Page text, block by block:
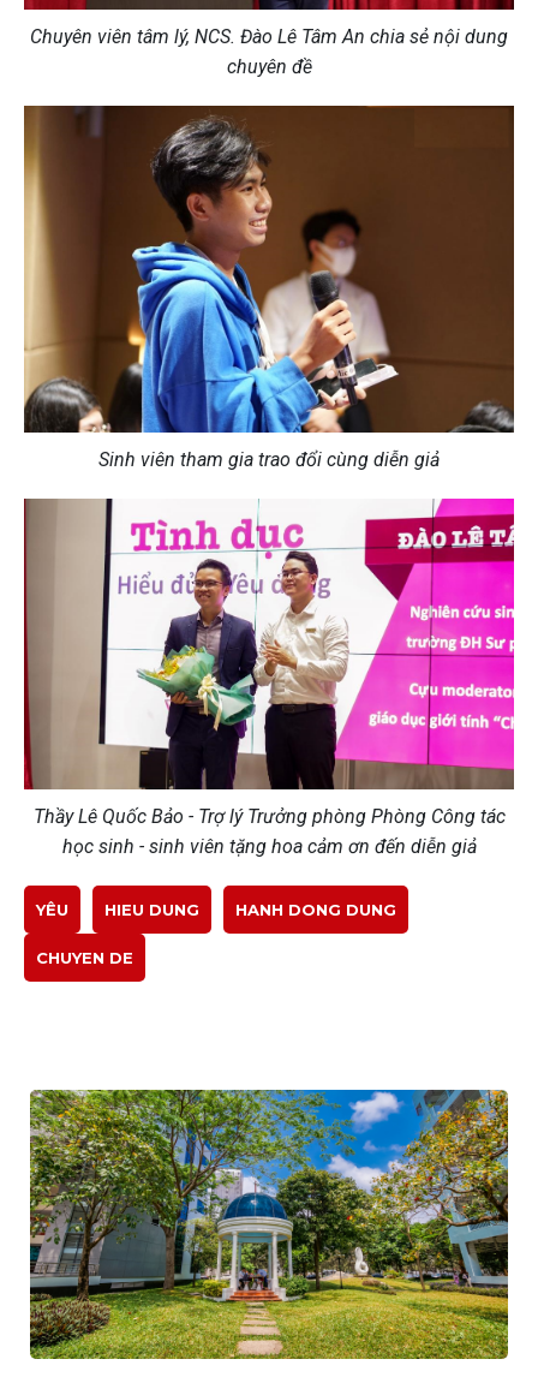
Chuyên viên tâm lý, NCS. Đào Lê Tâm An chia sẻ nội dung
chuyên đề
Sinh viên tham gia trao đổi cùng diễn giả
Thầy Lê Quốc Bảo - Trợ lý Trưởng phòng Phòng Công tác
học sinh - sinh viên tặng hoa cảm ơn đến diễn giả
YÊU HIEU DUNG HANH DONG DUNG
CHUYEN DE